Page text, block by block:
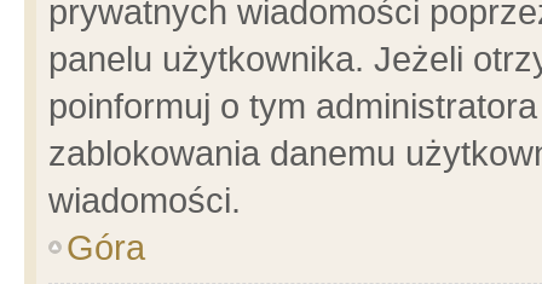
prywatnych wiadomości
panelu użytkownika. Jeżeli
poinformuj o tym
zablokowania danemu
wiadomości.
Góra